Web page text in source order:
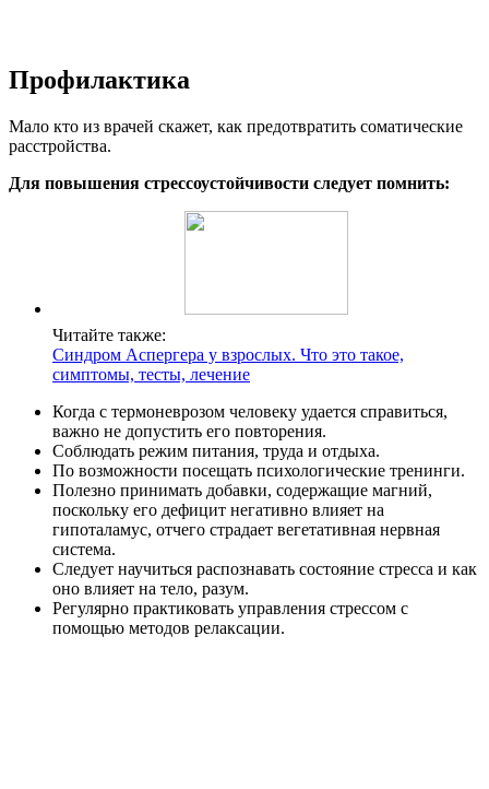
Профилактика
Мало кто из врачей скажет, как предотвратить соматические
расстройства.
Для повышения стрессоустойчивости следует помнить:
Читайте также:
Синдром Аспергера у взрослых. Что это такое,
симптомы, тесты, лечение
Когда с термоневрозом человеку удается справиться,
важно не допустить его повторения.
Соблюдать режим питания, труда и отдыха.
По возможности посещать психологические тренинги.
Полезно принимать добавки, содержащие магний,
поскольку его дефицит негативно влияет на
гипоталамус, отчего страдает вегетативная нервная
система.
Следует научиться распознавать состояние стресса и как
оно влияет на тело, разум.
Регулярно практиковать управления стрессом с
помощью методов релаксации.